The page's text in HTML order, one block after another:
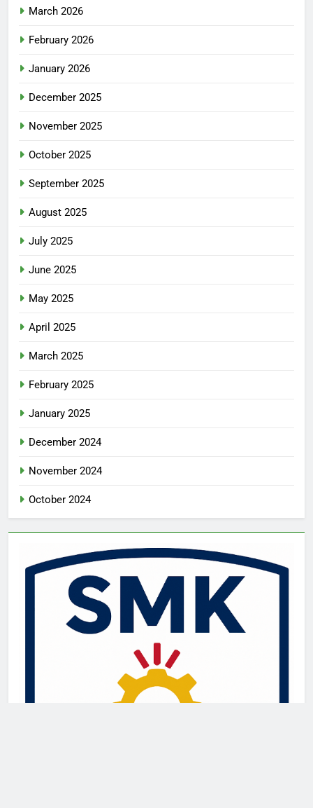
March 2026
February 2026
January 2026
December 2025
November 2025
October 2025
September 2025
August 2025
July 2025
June 2025
May 2025
April 2025
March 2025
February 2025
January 2025
December 2024
November 2024
October 2024